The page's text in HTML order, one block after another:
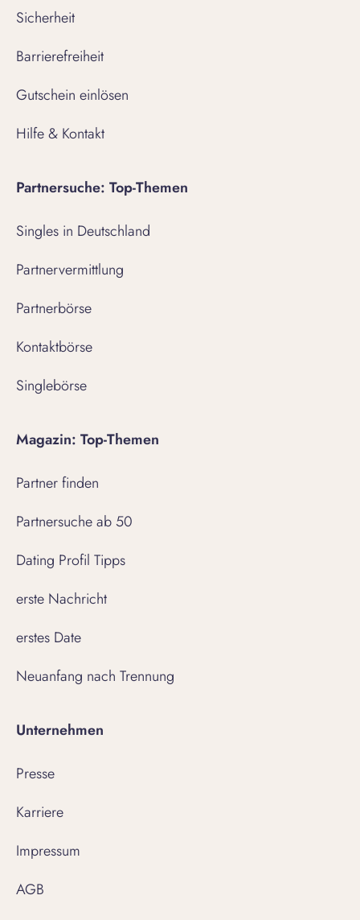
Sicherheit
Barrierefreiheit
Gutschein einlösen
Hilfe & Kontakt
Partnersuche: Top-Themen
Singles in Deutschland
Partnervermittlung
Partnerbörse
Kontaktbörse
Singlebörse
Magazin: Top-Themen
Partner finden
Partnersuche ab 50
Dating Profil Tipps
erste Nachricht
erstes Date
Neuanfang nach Trennung
Unternehmen
Presse
Karriere
Impressum
AGB